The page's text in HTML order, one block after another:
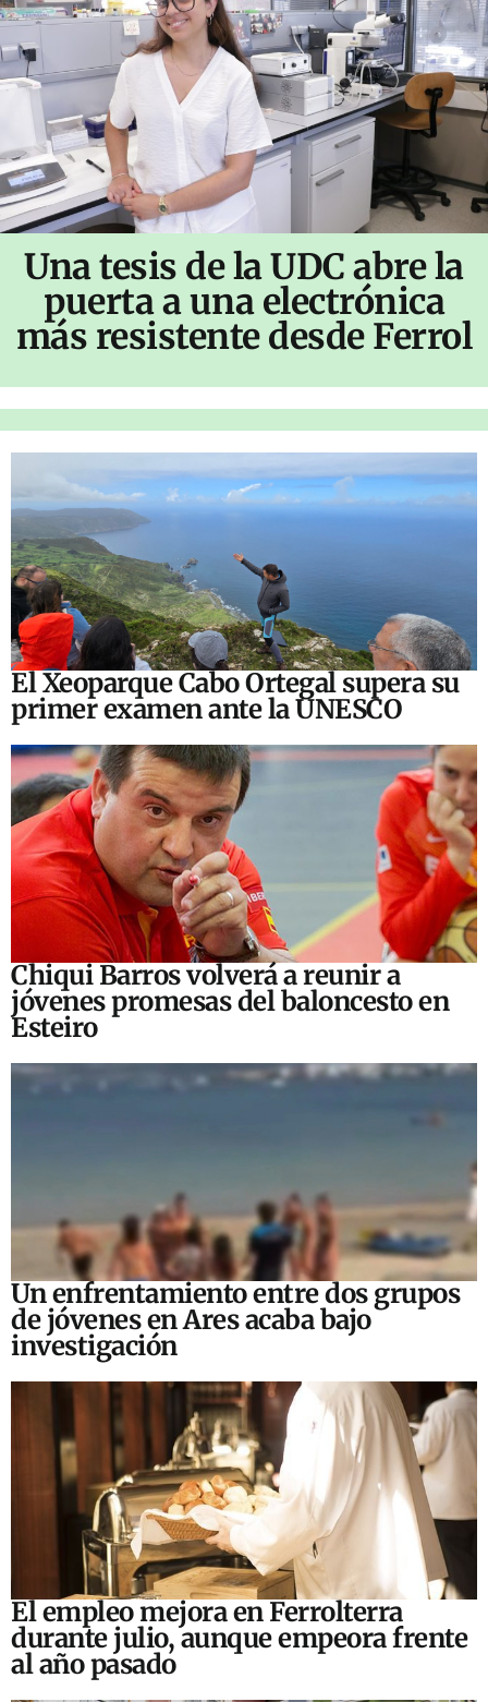
Una tesis de la UDC abre la
puerta a una electrónica
más resistente desde Ferrol
El Xeoparque Cabo Ortegal supera su
primer examen ante la UNESCO
Chiqui Barros volverá a reunir a
jóvenes promesas del baloncesto en
Esteiro
Un enfrentamiento entre dos grupos
de jóvenes en Ares acaba bajo
investigación
El empleo mejora en Ferrolterra
durante julio, aunque empeora frente
al año pasado